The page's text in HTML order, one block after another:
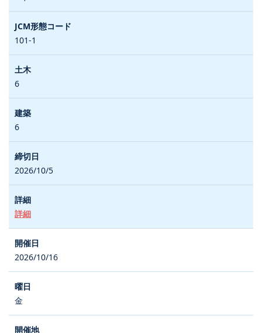
101-1
6
6
2026/10/5
詳細
2026/10/16
金